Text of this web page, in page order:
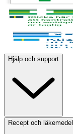
Hjälp och support
Recept och läkemedel